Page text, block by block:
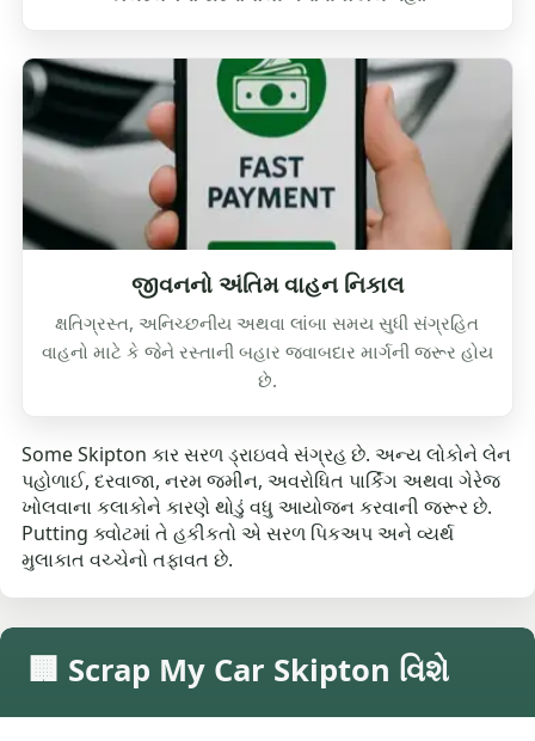
જીવનનો અંતિમ વાહન નિકાલ
ક્ષતિગ્રસ્ત, અનિચ્છનીય અથવા લાંબા સમય સુધી સંગ્રહિત
વાહનો માટે કે જેને રસ્તાની બહાર જવાબદાર માર્ગની જરૂર હોય
છે.
Some Skipton કાર સરળ ડ્રાઇવવે સંગ્રહ છે. અન્ય લોકોને લેન
પહોળાઈ, દરવાજા, નરમ જમીન, અવરોધિત પાર્કિંગ અથવા ગેરેજ
ખોલવાના કલાકોને કારણે થોડું વધુ આયોજન કરવાની જરૂર છે.
Putting ક્વોટમાં તે હકીકતો એ સરળ પિકઅપ અને વ્યર્થ
મુલાકાત વચ્ચેનો તફાવત છે.
🏢 Scrap My Car Skipton વિશે